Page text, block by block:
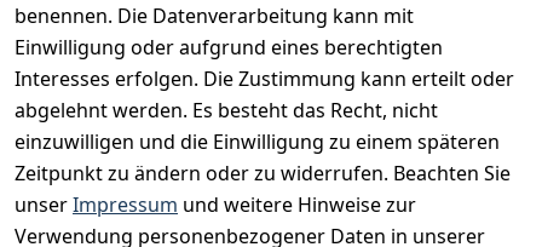
benennen. Die Datenverarbeitung kann mit
Einwilligung oder aufgrund eines berechtigten
Interesses erfolgen. Die Zustimmung kann erteilt oder
abgelehnt werden. Es besteht das Recht, nicht
einzuwilligen und die Einwilligung zu einem späteren
Zeitpunkt zu ändern oder zu widerrufen. Beachten Sie
unserImpressum und weitere Hinweise zur
Verwendung personenbezogener Daten in unserer
Unser Unternehmen
Charity & Wohltätigkeit
BESUCHE UNS